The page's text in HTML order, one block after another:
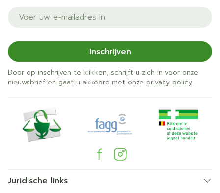
E-mail adres
Inschrijven
Door op inschrijven te klikken, schrijft u zich in voor onze
nieuwsbrief en gaat u akkoord met onze privacy policy.
Juridische links